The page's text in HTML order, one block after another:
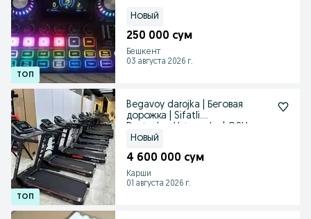
Новый
250 000 сум
Бешкент
03 августа 2026 г.
Begavoy darojka | Беговая
дорожка | Sifatli.
Новый
4 600 000 сум
Карши
01 августа 2026 г.